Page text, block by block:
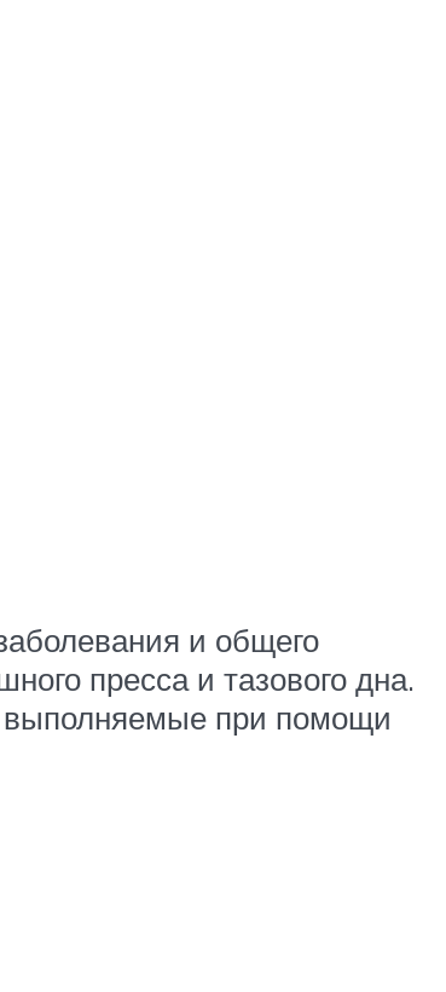
и общего
пресса и тазового дна.
выполняемые при помощи